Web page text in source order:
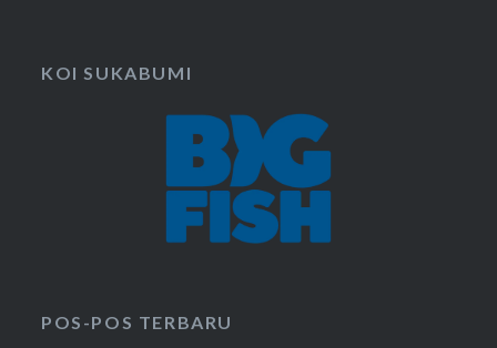
KOI SUKABUMI
POS-POS TERBARU